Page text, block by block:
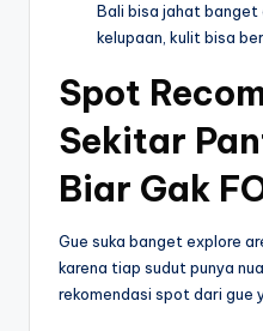
Bali bisa jahat banget
kelupaan, kulit bisa
Spot
Sekitar
Biar Gak
Gue suka banget explore
karena tiap sudut punya
rekomendasi spot dari